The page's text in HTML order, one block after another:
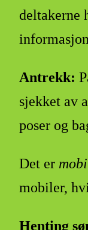
deltakerne
Antrekk:
sjekket av
poser og
Det er
mobiler,
Henting